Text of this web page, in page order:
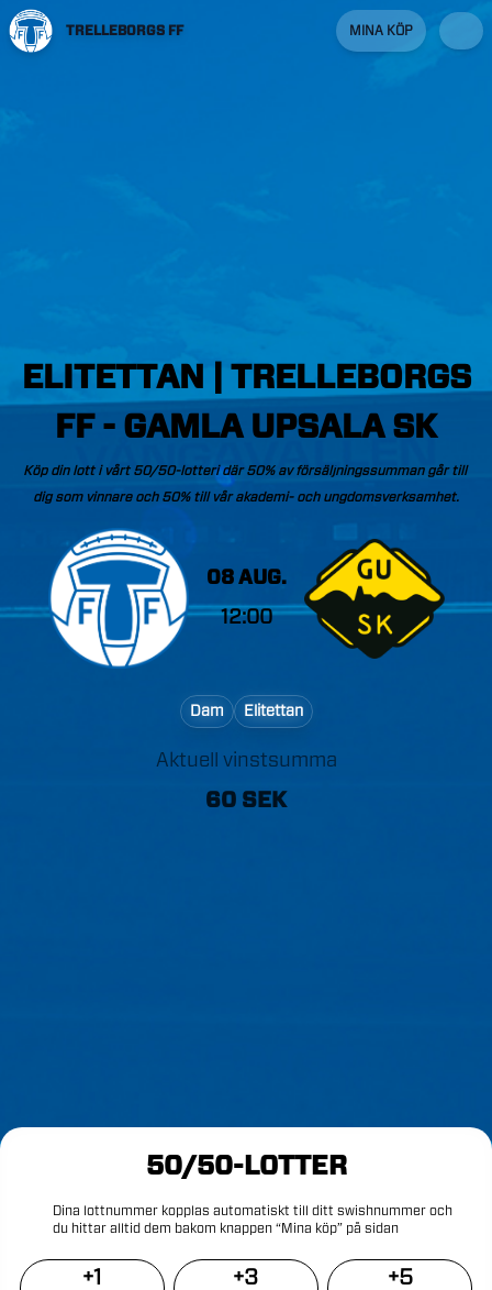
TRELLEBORGS FF MINA KÖP
ELITETTAN
TRELLEBORGS
FF - GAMLA UPSALA SK
Köp din lott i vårt 50/50-lotteri där 50% av försäljningssumman går till
dig som vinnare och 50% till vår akademi- och ungdomsverksamhet.
08 AUG.
12:00
Dam Elitettan
Aktuell vinstsumma
60 SEK
50/50-LOTTER
Dina lottnummer kopplas automatiskt till ditt swishnummer och
du hittar alltid dem bakom knappen “Mina köp” på sidan
+1 +3 +5